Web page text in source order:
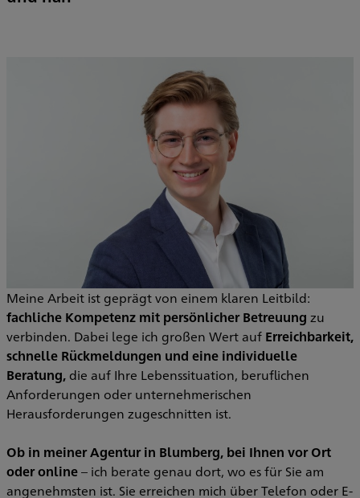
Meine Arbeit ist geprägt von einem klaren Leitbild:
fachliche Kompetenz mit persönlicher Betreuung zu
verbinden. Dabei lege ich großen Wert auf Erreichbarkeit,
schnelle Rückmeldungen und eine individuelle
Beratung, die auf Ihre Lebenssituation, beruflichen
Anforderungen oder unternehmerischen
Herausforderungen zugeschnitten ist.
Ob in meiner Agentur in Blumberg, bei Ihnen vor Ort
oder online– ich berate genau dort, wo es für Sie am
angenehmsten ist. Sie erreichen mich über Telefon oder E-